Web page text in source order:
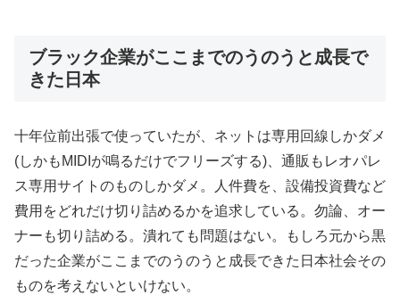
ブラック企業がここまでのうのうと成長で
きた日本
十年位前出張で使っていたが、ネットは専用回線しかダメ
(しかもMIDIが鳴るだけでフリーズする)、通販もレオパレ
ス専用サイトのものしかダメ。人件費を、設備投資費など
費用をどれだけ切り詰めるかを追求している。勿論、オー
ナーも切り詰める。潰れても問題はない。もしろ元から黒
だった企業がここまでのうのうと成長できた日本社会その
ものを考えないといけない。